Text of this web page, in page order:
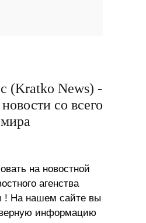
(Kratko News) -
со всего
мира
на новостной
агенства
! На нашем сайте вы
информацию